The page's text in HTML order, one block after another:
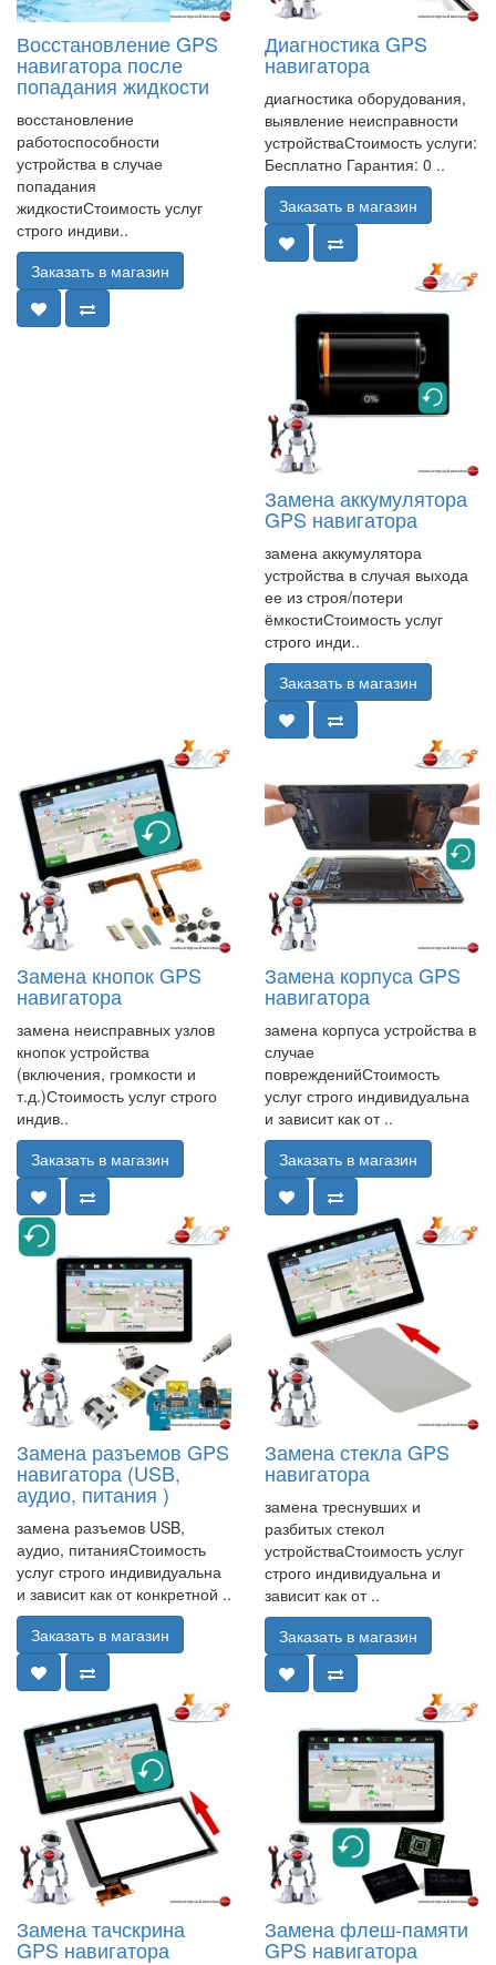
Восстановление GPS
навигатора после
попадания жидкости
восстановление
работоспособности
устройства в случае
попадания
жидкостиСтоимость услуг
строго индиви..
Заказать в магазин
Диагностика GPS
навигатора
диагностика оборудования,
выявление неисправности
устройстваСтоимость услуги:
Бесплатно Гарантия: 0 ..
Заказать в магазин
Замена аккумулятора
GPS навигатора
замена аккумулятора
устройства в случая выхода
ее из строя/потери
ёмкостиСтоимость услуг
строго инди..
Заказать в магазин
Замена кнопок GPS
навигатора
замена неисправных узлов
кнопок устройства
(включения, громкости и
т.д.)Стоимость услуг строго
индив..
Заказать в магазин
Замена корпуса GPS
навигатора
замена корпуса устройства в
случае
поврежденийСтоимость
услуг строго индивидуальна
и зависит как от ..
Заказать в магазин
Замена разъемов GPS
навигатора (USB,
аудио, питания )
замена разъемов USB,
аудио, питанияСтоимость
услуг строго индивидуальна
и зависит как от конкретной ..
Заказать в магазин
Замена стекла GPS
навигатора
замена треснувших и
разбитых стекол
устройстваСтоимость услуг
строго индивидуальна и
зависит как от ..
Заказать в магазин
Замена тачскрина
GPS навигатора
Замена флеш-памяти
GPS навигатора